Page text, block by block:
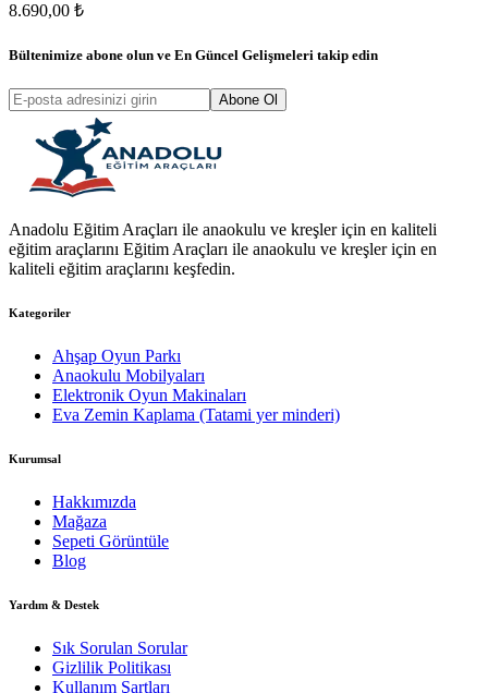
8.690,00 ₺
Bültenimize abone olun ve En Güncel Gelişmeleri takip edin
Abone Ol
Anadolu Eğitim Araçları ile anaokulu ve kreşler için en kaliteli
eğitim araçlarını Eğitim Araçları ile anaokulu ve kreşler için en
kaliteli eğitim araçlarını keşfedin.
Kategoriler
Ahşap Oyun Parkı
Anaokulu Mobilyaları
Elektronik Oyun Makinaları
Eva Zemin Kaplama (Tatami yer minderi)
Kurumsal
Hakkımızda
Mağaza
Sepeti Görüntüle
Blog
Yardım & Destek
Sık Sorulan Sorular
Gizlilik Politikası
Kullanım Şartları